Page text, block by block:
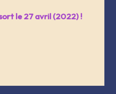
le 27 avril (2022) !